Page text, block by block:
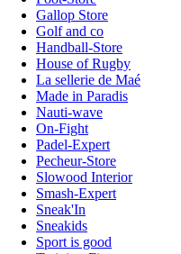
Gallop Store
Golf and co
Handball-Store
House of Rugby
La sellerie de Maé
Made in Paradis
Nauti-wave
On-Fight
Padel-Expert
Pecheur-Store
Slowood Interior
Smash-Expert
Sneak'In
Sneakids
Sport is good